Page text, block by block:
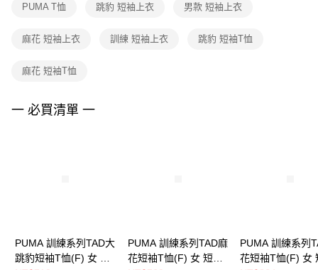
１．透過由恩沛科技股份有限公司提供之「AFTEE先享後付」服務完成之交
權轉讓予恩沛科技股份有限公司。
３．未成年的使用者請事先徵得法定代理人或監護人之同意方可使用
４．使用「AFTEE先享後付」時，將依據個別帳號之用戶狀況，依本公司即
PUMA T恤 跳豹 短袖上衣 男款 短袖上衣
麻花 短袖上衣 訓練 短袖上衣 跳豹 短袖T恤
麻花 短袖T恤
一 必買清單 一
PUMA 訓練系列TAD大
跳豹短袖T恤(F) 女 短
PUMA 訓練系列TAD麻
花短袖T恤(F) 女 短袖
PUMA 訓練系列
花短袖T恤(F) 女